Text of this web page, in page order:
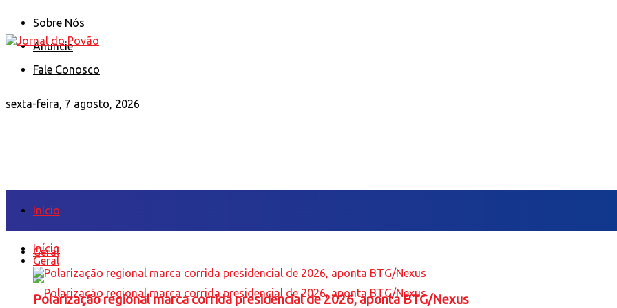
Sobre Nós
Anuncie
Fale Conosco
sexta-feira, 7 agosto, 2026
Início
Geral
Início
Geral
Polarização regional marca corrida presidencial de 2026, aponta BTG/Nexus